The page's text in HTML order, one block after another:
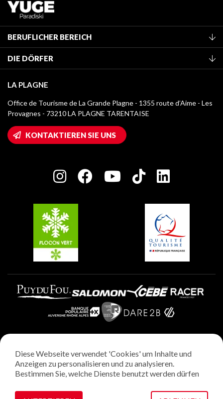
BERUFLICHER BEREICH
Mitglied des Fremdenverkehrsamtes werden
Klassifizierung von Möbeln
Kurtaxe
Mediathek
Logos La Plagne
Wifi-Zugang
Haus der Eigentümer
Charta der Engagierten Akteure
DIE DÖRFER
Montchavin - Les Coches
Champagny-en-Vanoise
Plagne 1800
Plagne Villages
Plagne Aime 2000
LA PLAGNE
Office de Tourisme de La Grande Plagne - 1355 route d’Aime - Les
Provagnes - 73210 LA PLAGNE TARENTAISE
KONTAKTIEREN SIE UNS
Rechtliche Hinweise
Datenschutzrichtlinie
Verwaltung von Cookies
Diese Webseite verwendet 'Cookies' um Inhalte und
Anzeigen zu personalisieren und zu analysieren.
Bestimmen Sie, welche Dienste benutzt werden dürfen